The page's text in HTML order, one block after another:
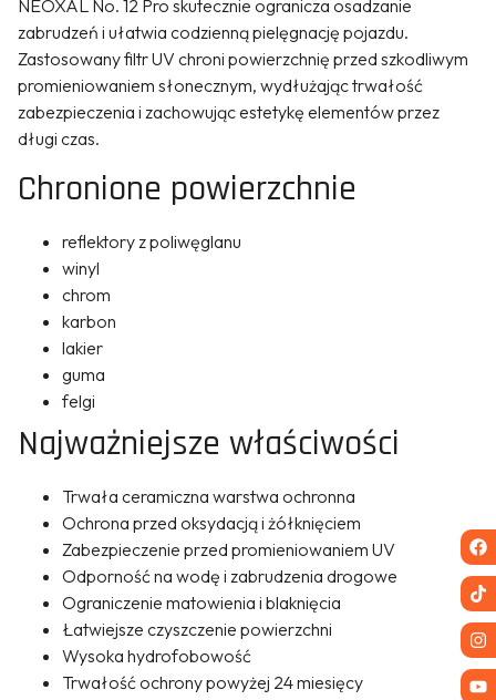
NEOXAL No. 12 Pro skutecznie ogranicza osadzanie
zabrudzeń i ułatwia codzienną pielęgnację pojazdu.
Zastosowany filtr UV chroni powierzchnię przed szkodliwym
promieniowaniem słonecznym, wydłużając trwałość
zabezpieczenia i zachowując estetykę elementów przez
długi czas.
Chronione powierzchnie
reflektory z poliwęglanu
winyl
chrom
karbon
lakier
guma
felgi
Najważniejsze właściwości
Trwała ceramiczna warstwa ochronna
Ochrona przed oksydacją i żółknięciem
Zabezpieczenie przed promieniowaniem UV
Odporność na wodę i zabrudzenia drogowe
Ograniczenie matowienia i blaknięcia
Łatwiejsze czyszczenie powierzchni
Wysoka hydrofobowość
Trwałość ochrony powyżej 24 miesięcy